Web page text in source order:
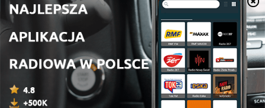
Crazy Nauka Deutsche Podcasts